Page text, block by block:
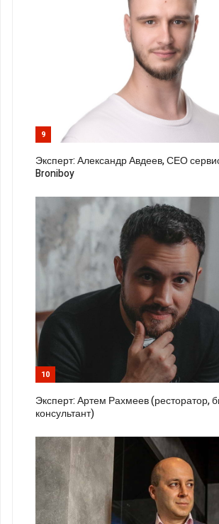
9
Эксперт: Александр Авдеев, СЕО
Broniboy
10
Эксперт: Артем Рахмеев (ресторатор,
консультант)